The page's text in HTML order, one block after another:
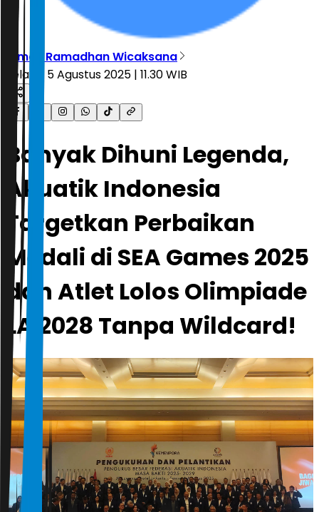
Dimas Ramadhan Wicaksana
Selasa, 5 Agustus 2025 | 11.30 WIB
Banyak Dihuni Legenda,
Akuatik Indonesia
Targetkan Perbaikan
Medali di SEA Games 2025
dan Atlet Lolos Olimpiade
LA 2028 Tanpa Wildcard!